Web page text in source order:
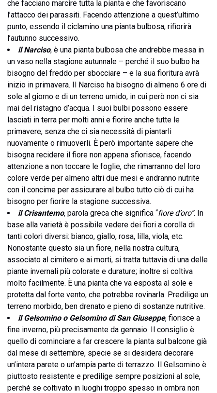
che facciano marcire tutta la pianta e che favoriscano
l’attacco dei parassiti. Facendo attenzione a quest’ultimo
punto, essendo il ciclamino una pianta bulbosa, rifiorirà
l’autunno successivo.
il Narciso, è una pianta bulbosa che andrebbe messa in
un vaso nella stagione autunnale – perché il suo bulbo ha
bisogno del freddo per sbocciare – e la sua fioritura avrà
inizio in primavera. Il Narciso ha bisogno di almeno 6 ore di
sole al giorno e di un terreno umido, in cui però non ci sia
mai del ristagno d’acqua. I suoi bulbi possono essere
lasciati in terra per molti anni e fiorire anche tutte le
primavere, senza che ci sia necessità di piantarli
nuovamente o rimuoverli. È però importante sapere che
bisogna recidere il fiore non appena sfiorisce, facendo
attenzione a non toccare le foglie, che rimarranno del loro
colore verde per almeno altri due mesi e andranno nutrite
con il concime per assicurare al bulbo tutto ciò di cui ha
bisogno per fiorire la stagione successiva.
il Crisantemo, parola greca che significa “fiore d’oro”. In
base alla varietà è possibile vedere dei fiori a corolla di
tanti colori diversi: bianco, giallo, rosa, lilla, viola, etc.
Nonostante questo sia un fiore, nella nostra cultura,
associato al cimitero e ai morti, si tratta tuttavia di una delle
piante invernali più colorate e durature; inoltre si coltiva
molto facilmente. È una pianta che va esposta al sole e
protetta dal forte vento, che potrebbe rovinarla. Predilige un
terreno morbido, ben drenato e pieno di sostanze nutritive.
il Gelsomino o Gelsomino di San Giuseppe, fiorisce a
fine inverno, più precisamente da gennaio. Il consiglio è
quello di cominciare a far crescere la pianta sul balcone già
dal mese di settembre, specie se si desidera decorare
un’intera parete o un’ampia parte di terrazzo. Il Gelsomino è
piuttosto resistente e predilige sempre posizioni al sole,
perché se coltivato in luoghi troppo spesso in ombra non